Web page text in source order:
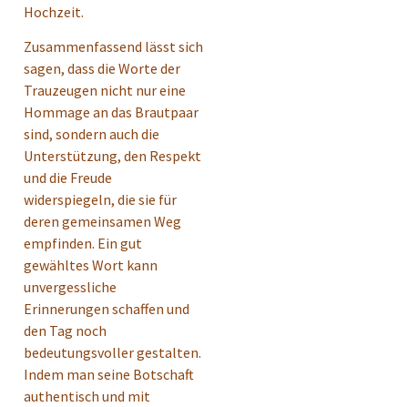
Hochzeit.
Zusammenfassend lässt sich
sagen, dass die Worte der
Trauzeugen nicht nur eine
Hommage an das Brautpaar
sind, sondern auch die
Unterstützung, den Respekt
und die Freude
widerspiegeln, die sie für
deren gemeinsamen Weg
empfinden. Ein gut
gewähltes Wort kann
unvergessliche
Erinnerungen schaffen und
den Tag noch
bedeutungsvoller gestalten.
Indem man seine Botschaft
authentisch und mit